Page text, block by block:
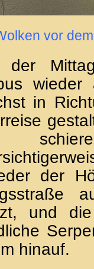
vor
der
in
der
und
hinauf.